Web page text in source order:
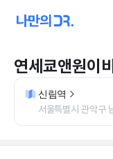
연세쿄앤원이
신림역
서울특별시 관악구